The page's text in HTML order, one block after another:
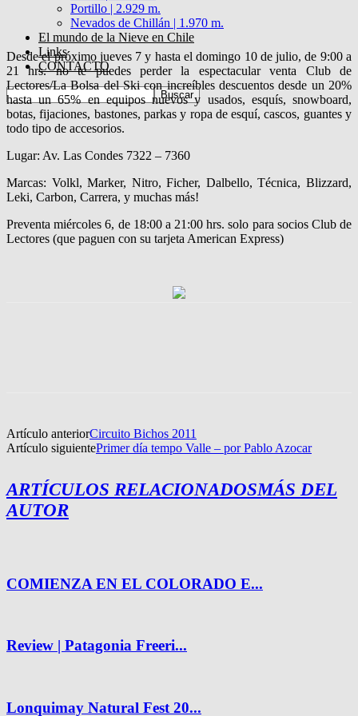
Portillo | 2.929 m.
Nevados de Chillán | 1.970 m.
El mundo de la Nieve en Chile
Links
CONTACTO
Desde el próximo jueves 7 y hasta el domingo 10 de julio, de 9:00 a
21 hrs. no te puedes perder la espectacular venta Club de
Lectores/La Bolsa del Ski con increíbles descuentos desde un 20%
hasta un 65% en equipos nuevos y usados, esquís, snowboard,
botas, fijaciones, bastones, parkas y ropa de esquí, cascos, guantes y
todo tipo de accesorios.
Lugar: Av. Las Condes 7322 – 7360
Marcas: Volkl, Marker, Nitro, Ficher, Dalbello, Técnica, Blizzard,
Leki, Carbon, Carrera, y muchas más!
Preventa miércoles 6, de 18:00 a 21:00 hrs. solo para socios Club de
Lectores (que paguen con su tarjeta American Express)
Artículo anteriorCircuito Bichos 2011
Artículo siguientePrimer día tempo Valle – por Pablo Azocar
ARTÍCULOS RELACIONADOSMÁS DEL
AUTOR
COMIENZA EN EL COLORADO E...
Review | Patagonia Freeri...
Lonquimay Natural Fest 20...